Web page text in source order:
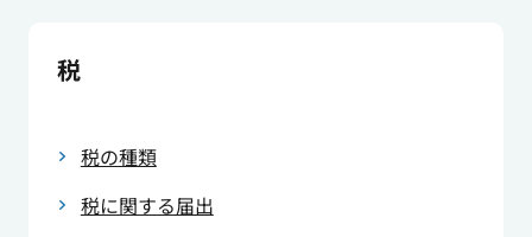
税
税の種類
税に関する届出